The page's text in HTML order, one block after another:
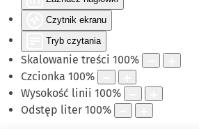
Czytnik ekranu
Tryb czytania
Skalowanie treści 100%
Czcionka 100%
Wysokość linii 100%
Odstęp liter 100%